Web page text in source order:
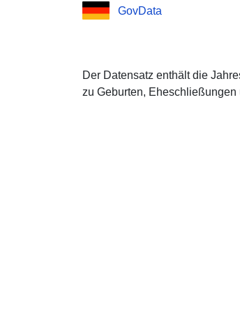
GovData
Der Datensatz enthält die
zu Geburten, Eheschließungen